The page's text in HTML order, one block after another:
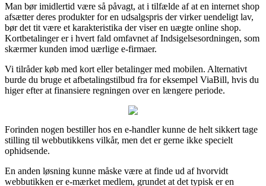
Man bør imidlertid være så påvagt, at i tilfælde af at en internet shop
afsætter deres produkter for en udsalgspris der virker uendeligt lav,
bør det tit være et karakteristika der viser en uægte online shop.
Kortbetalinger er i hvert fald omfavnet af Indsigelsesordningen, som
skærmer kunden imod uærlige e-firmaer.
Vi tilråder køb med kort eller betalinger med mobilen. Alternativt
burde du bruge et afbetalingstilbud fra for eksempel ViaBill, hvis du
higer efter at finansiere regningen over en længere periode.
Forinden nogen bestiller hos en e-handler kunne de helt sikkert tage
stilling til webbutikkens vilkår, men det er gerne ikke specielt
ophidsende.
En anden løsning kunne måske være at finde ud af hvorvidt
webbutikken er e-mærket medlem, grundet at det typisk er en